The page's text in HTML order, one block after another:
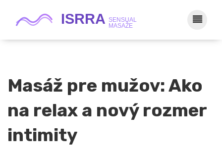
Masáž pre mužov: Ako
na relax a nový rozmer
intimity